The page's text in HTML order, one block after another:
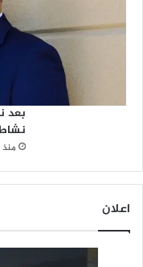
بعد
منذ 7 ساعات
اعلان